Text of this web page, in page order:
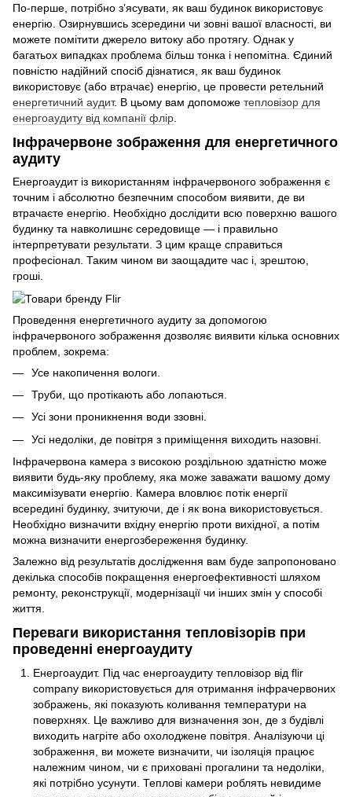
По-перше, потрібно з’ясувати, як ваш будинок використовує
енергію. Озирнувшись зсередини чи зовні вашої власності, ви
можете помітити джерело витоку або протягу. Однак у
багатьох випадках проблема більш тонка і непомітна. Єдиний
повністю надійний спосіб дізнатися, як ваш будинок
використовує (або втрачає) енергію, це провести ретельний
енергетичний аудит. В цьому вам допоможе тепловізор для
енергоаудиту від компанії флір
Інфрачервоне зображення для енергетичного
аудиту
Енергоаудит із використанням інфрачервоного зображення є
точним і абсолютно безпечним способом виявити, де ви
втрачаєте енергію. Необхідно дослідити всю поверхню вашого
будинку та навколишнє середовище — і правильно
інтерпретувати результати. З цим краще справиться
професіонал. Таким чином ви заощадите час і, зрештою,
гроші.
Проведення енергетичного аудиту за допомогою
інфрачервоного зображення дозволяє виявити кілька основних
проблем, зокрема:
Усе накопичення вологи.
Труби, що протікають або лопаються.
Усі зони проникнення води ззовні.
Усі недоліки, де повітря з приміщення виходить назовні.
Інфрачервона камера з високою роздільною здатністю може
виявити будь-яку проблему, яка може заважати вашому дому
максимізувати енергію. Камера вловлює потік енергії
всередині будинку, зчитуючи, де і як вона використовується.
Необхідно визначити вхідну енергію проти вихідної, а потім
можна визначити енергозбереження будинку.
Залежно від результатів дослідження вам буде запропоновано
декілька способів покращення енергоефективності шляхом
ремонту, реконструкції, модернізації чи інших змін у способі
життя.
Переваги використання тепловізорів при
проведенні енергоаудиту
Енергоаудит. Під час енергоаудиту тепловізор від flir
company використовується для отримання інфрачервоних
зображень, які показують коливання температури на
поверхнях. Це важливо для визначення зон, де з будівлі
виходить нагріте або охолоджене повітря. Аналізуючи ці
зображення, ви можете визначити, чи ізоляція працює
належним чином, чи є приховані прогалини та недоліки,
які потрібно усунути. Теплові камери роблять невидиме